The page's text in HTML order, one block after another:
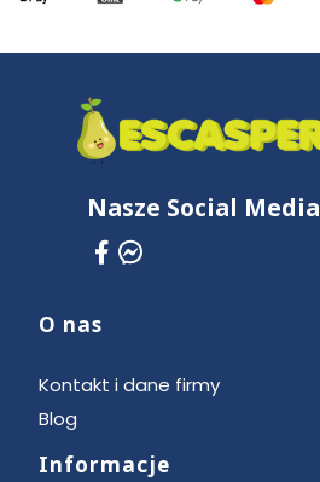
Nasze Social Media
Linki w stopce
O nas
Kontakt i dane firmy
Blog
Informacje